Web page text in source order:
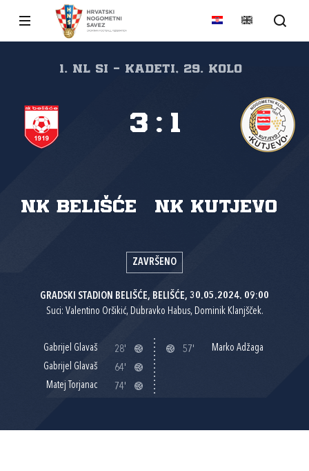
1. NL SI - Kadeti, 29. kolo
NK Belišće NK Kutjevo
3 : 1
ZAVRŠENO
GRADSKI STADION BELIŠĆE, BELIŠĆE, 30.05.2024. 09:00
Suci: Valentino Oršikić, Dubravko Habus, Dominik Klanjšček.
Gabrijel Glavaš
28'
Gabrijel Glavaš
64'
Matej Torjanac
74'
57' Marko Adžaga